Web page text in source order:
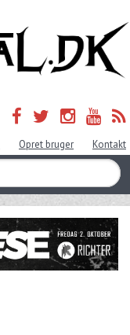
Opret bruger Kontakt